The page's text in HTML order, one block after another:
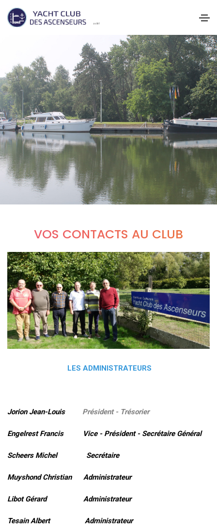
VOS CONTACTS AU CLUB
LES ADMINISTRATEURS
Jorion Jean-Louis Président - Trésorier
Engelrest Francis Vice - Président - Secrétaire Général
Scheers Michel Secrétaire
Muyshond Christian Administrateur
Libot Gérard Administrateur
Tesain Albert Administrateur